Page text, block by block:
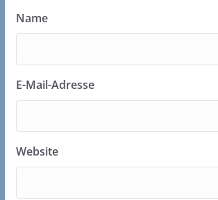
Name
E-Mail-Adresse
Website